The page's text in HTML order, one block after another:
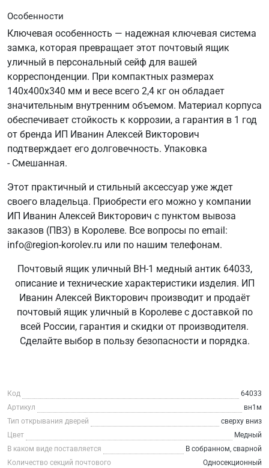
Особенности
Ключевая особенность — надежная ключевая система
замка, которая превращает этот почтовый ящик
уличный в персональный сейф для вашей
корреспонденции. При компактных размерах
140x400x340 мм и весе всего 2,4 кг он обладает
значительным внутренним объемом. Материал корпуса
обеспечивает стойкость к коррозии, а гарантия в 1 год
от бренда ИП Иванин Алексей Викторович
подтверждает его долговечность. Упаковка
- Смешанная.
Этот практичный и стильный аксессуар уже ждет
своего владельца. Приобрести его можно у компании
ИП Иванин Алексей Викторович с пунктом вывоза
заказов (ПВЗ) в Королеве. Все вопросы по email:
info@region-korolev.ru или по нашим телефонам.
Почтовый ящик уличный ВН-1 медный антик 64033,
описание и технические характеристики изделия. ИП
Иванин Алексей Викторович производит и продаёт
почтовый ящик уличный в Королеве с доставкой по
всей России, гарантия и скидки от производителя.
Сделайте выбор в пользу безопасности и порядка.
Код
64033
Артикул
вн1м
Тип открывания дверей
сверху вниз
Цвет
Медный
В каком виде поставляется
В собранном, сварной
Количество секций почтового
Односекционный